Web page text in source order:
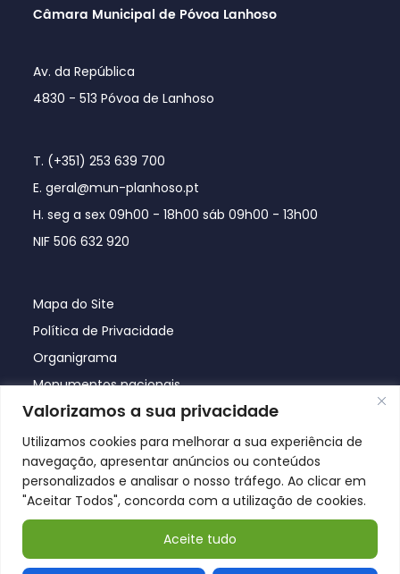
Valorizamos a sua privacidade
Utilizamos cookies para melhorar a sua experiência de
navegação, apresentar anúncios ou conteúdos
personalizados e analisar o nosso tráfego. Ao clicar em
"Aceitar Todos", concorda com a utilização de cookies.
Aceite tudo
Câmara Municipal de Póvoa Lanhoso
Av. da República
4830 - 513 Póvoa de Lanhoso
T. (+351) 253 639 700
E. geral@mun-planhoso.pt
H. seg a sex 09h00 - 18h00 sáb 09h00 - 13h00
NIF 506 632 920
Mapa do Site
Política de Privacidade
Organigrama
Monumentos nacionais